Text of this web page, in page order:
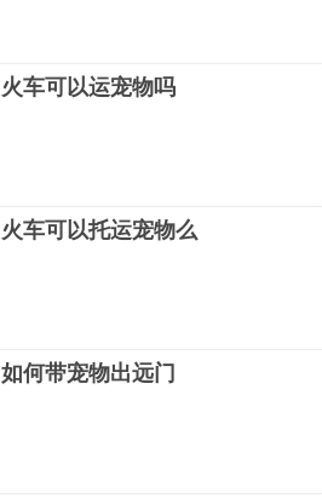
火车可以运宠物吗
火车可以托运宠物么
如何带宠物出远门